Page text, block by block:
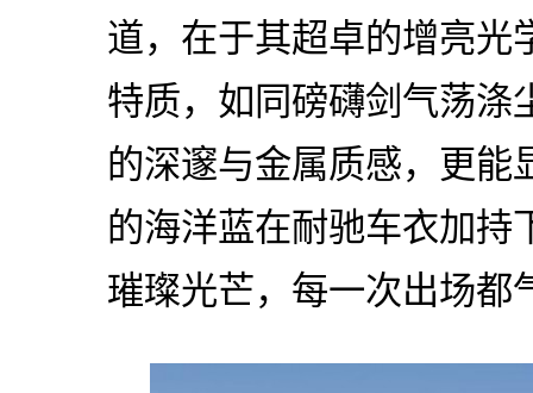
道，在于其超卓的增亮光
特质，如同磅礴剑气荡涤
的深邃与金属质感，更能
的海洋蓝在耐驰车衣加持
璀璨光芒，每一次出场都